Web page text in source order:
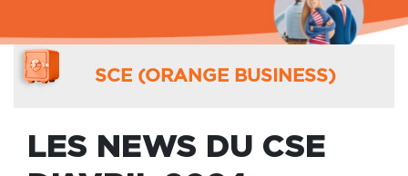
SCE (ORANGE BUSINESS)
LES NEWS DU CSE